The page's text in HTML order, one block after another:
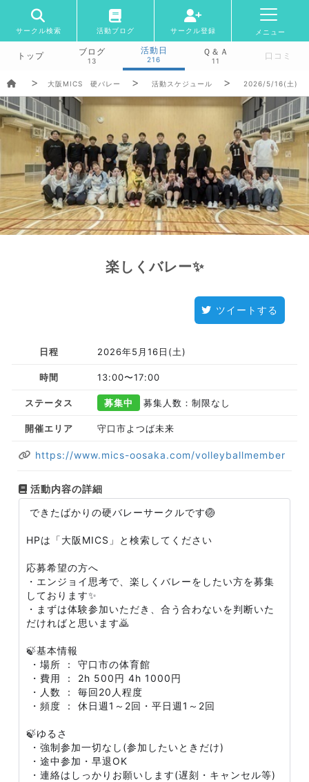
サークル検索 活動ブログ サークル登録 メニュー
トップ ブログ
13
活動日
216
Ｑ＆Ａ
11 口コミ
大阪MICS 硬バレー 活動スケジュール 2026/5/16(土)
楽しくバレー✨
ツイートする
日程 2026年5月16日(土)
時間 13:00〜17:00
ステータス 募集中 募集人数：制限なし
開催エリア 守口市よつば未来
https://www.mics-oosaka.com/volleyballmember
活動内容の詳細
できたばかりの硬バレーサークルです🏐
HPは「大阪MICS」と検索してください
応募希望の方へ
・エンジョイ思考で、楽しくバレーをしたい方を募集
しております✨
・まずは体験参加いただき、合う合わないを判断いた
だければと思います🙇
🍃基本情報
・場所 ： 守口市の体育館
・費用 ： 2h 500円 4h 1000円
・人数 ： 毎回20人程度
・頻度 ： 休日週1～2回・平日週1～2回
🍃ゆるさ
・強制参加一切なし(参加したいときだけ)
・途中参加・早退OK
・連絡はしっかりお願いします(遅刻・キャンセル等)